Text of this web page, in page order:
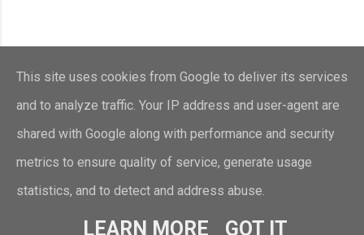
Con la tecnología de Blogger
This site uses cookies from Google to deliver its services
and to analyze traffic. Your IP address and user-agent are
shared with Google along with performance and security
metrics to ensure quality of service, generate usage
statistics, and to detect and address abuse.
LEARN MORE GOT IT